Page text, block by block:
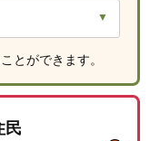
とができます。
民